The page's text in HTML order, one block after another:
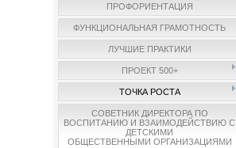
ПРОФОРИЕНТАЦИЯ
ФУНКЦИОНАЛЬНАЯ ГРАМОТНОСТЬ
ЛУЧШИЕ ПРАКТИКИ
ПРОЕКТ 500+
ТОЧКА РОСТА
СОВЕТНИК ДИРЕКТОРА ПО
ВОСПИТАНИЮ И ВЗАИМОДЕЙСТВИЮ С
ДЕТСКИМИ
ОБЩЕСТВЕННЫМИ ОРГАНИЗАЦИЯМИ